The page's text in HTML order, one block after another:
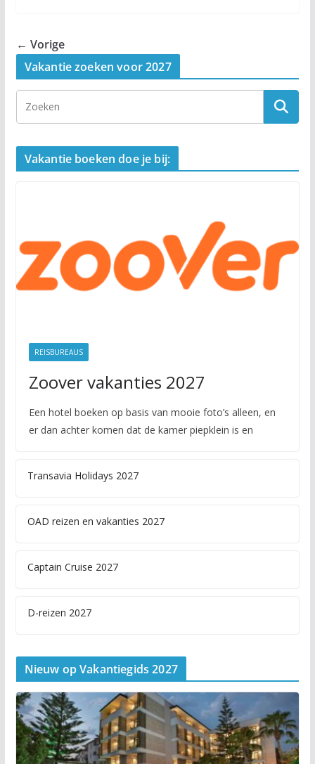
← Vorige
Vakantie zoeken voor 2027
Vakantie boeken doe je bij:
REISBUREAUS
Zoover vakanties 2027
Een hotel boeken op basis van mooie foto’s alleen, en
er dan achter komen dat de kamer piepklein is en
Transavia Holidays 2027
OAD reizen en vakanties 2027
Captain Cruise 2027
D-reizen 2027
Nieuw op Vakantiegids 2027